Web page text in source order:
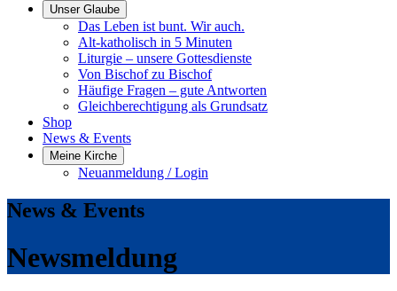
Unser Glaube
Das Leben ist bunt. Wir auch.
Alt-katholisch in 5 Minuten
Liturgie – unsere Gottesdienste
Von Bischof zu Bischof
Häufige Fragen – gute Antworten
Gleichberechtigung als Grundsatz
Shop
News & Events
Meine Kirche
Neuanmeldung / Login
News & Events
Newsmeldung